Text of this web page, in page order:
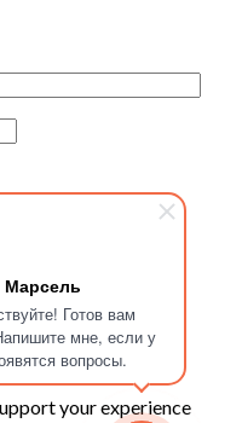
Марсель
Готов вам
мне, если у
вопросы.
address.
your experience